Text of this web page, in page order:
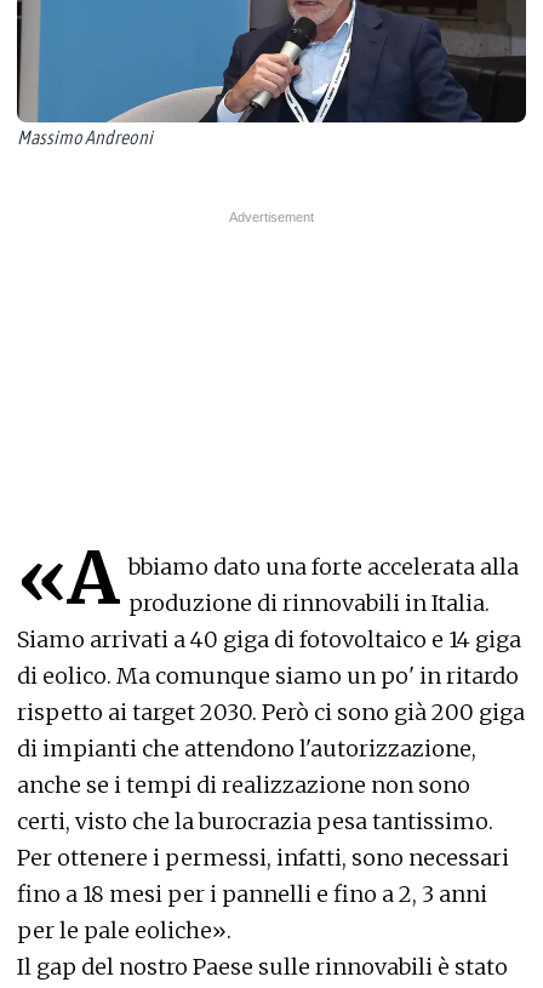
Massimo Andreoni
«A bbiamo dato una forte accelerata alla
produzione di rinnovabili in Italia.
Siamo arrivati ​​a 40 giga di fotovoltaico e 14 giga
di eolico. Ma comunque siamo un po' in ritardo
rispetto ai target 2030. Però ci sono già 200 giga
di impianti che attendono l'autorizzazione,
anche se i tempi di realizzazione non sono
certi, visto che la burocrazia pesa tantissimo.
Per ottenere i permessi, infatti, sono necessari
fino a 18 mesi per i pannelli e fino a 2, 3 anni
per le pale eoliche».
Il gap del nostro Paese sulle rinnovabili è stato